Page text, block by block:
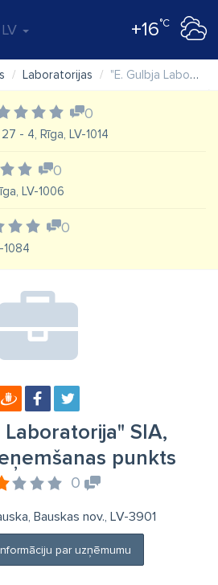
LV +16°C
Laboratorijas "E. Gulbja Laboratorija" SIA, Bauskas pieņemšanas punkts
0
- 4, Rīga, LV-1014
0
LV-1006
0
1084
Laboratorija" SIA,
punkts
0
Bauskas nov., LV-3901
par uzņēmumu